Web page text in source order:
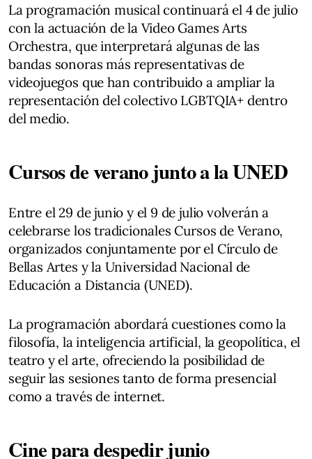
La programación musical continuará el 4 de julio
con la actuación de la Video Games Arts
Orchestra, que interpretará algunas de las
bandas sonoras más representativas de
videojuegos que han contribuido a ampliar la
representación del colectivo LGBTQIA+ dentro
del medio.
Cursos de verano junto a la UNED
Entre el 29 de junio y el 9 de julio volverán a
celebrarse los tradicionales Cursos de Verano,
organizados conjuntamente por el Círculo de
Bellas Artes y la Universidad Nacional de
Educación a Distancia (UNED).
La programación abordará cuestiones como la
filosofía, la inteligencia artificial, la geopolítica, el
teatro y el arte, ofreciendo la posibilidad de
seguir las sesiones tanto de forma presencial
como a través de internet.
Cine para despedir junio